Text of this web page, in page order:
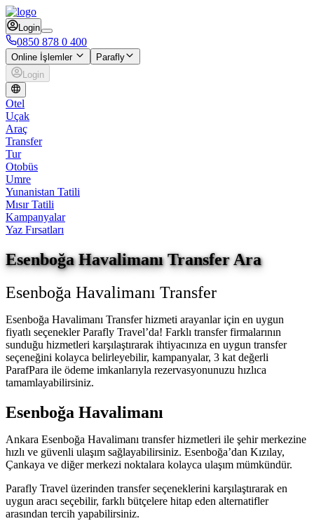
Login
0850 878 0 400
Online İşlemler
Parafly
Login
Otel
Uçak
Araç
Transfer
Tur
Otobüs
Umre
Yunanistan Tatili
Mısır Tatili
Kampanyalar
Yaz Fırsatları
Esenboğa Havalimanı Transfer Ara
Esenboğa Havalimanı Transfer
Esenboğa Havalimanı Transfer hizmeti arayanlar için en uygun
fiyatlı seçenekler Parafly Travel’da! Farklı transfer firmalarının
sunduğu hizmetleri karşılaştırarak ihtiyacınıza en uygun transfer
seçeneğini kolayca belirleyebilir, kampanyalar, 3 kat değerli
ParafPara ile ödeme imkanlarıyla rezervasyonunuzu hızlıca
tamamlayabilirsiniz.
Esenboğa Havalimanı
Ankara Esenboğa Havalimanı transfer hizmetleri ile şehir merkezine
hızlı ve güvenli ulaşım sağlayabilirsiniz. Esenboğa’dan Kızılay,
Çankaya ve diğer merkezi noktalara kolayca ulaşım mümkündür.
Parafly Travel üzerinden transfer seçeneklerini karşılaştırarak en
uygun aracı seçebilir, farklı bütçelere hitap eden alternatifler
arasından tercih yapabilirsiniz.